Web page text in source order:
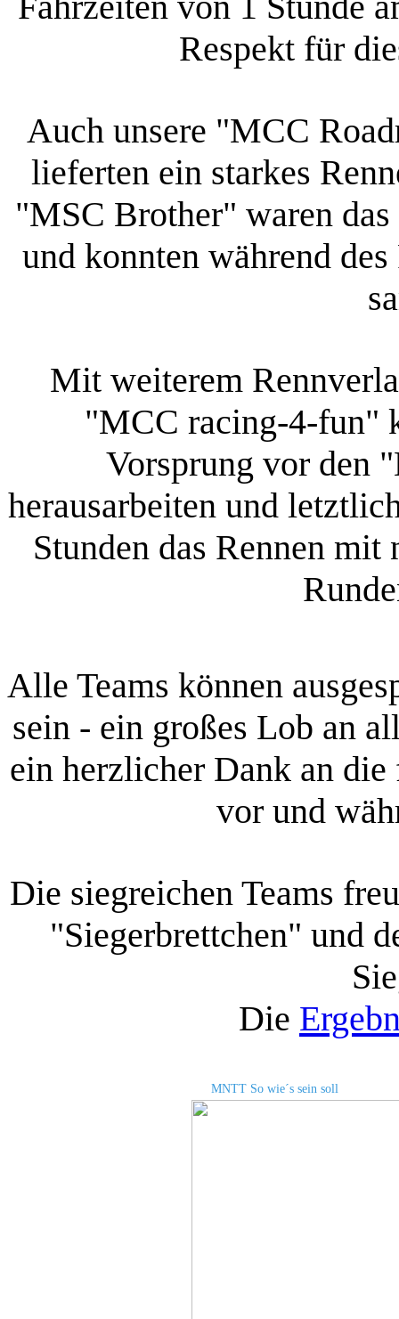
Respekt für
Auch unsere "MCC
lieferten ein starkes
"MSC Brother" waren
und konnten während
Mit weiterem
"MCC racing-4-fun"
Vorsprung vor den
herausarbeiten und
Stunden das Rennen
Alle Teams können
sein - ein großes Lob an
ein herzlicher Dank an
vor und
Die siegreichen Teams
"Siegerbrettchen" und
Die
MNTT So wie´s sein soll